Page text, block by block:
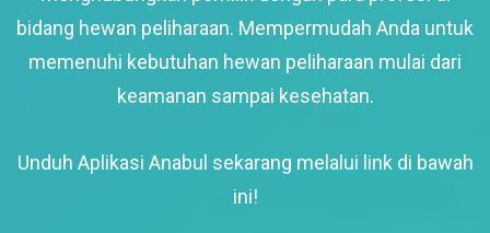
bidang hewan peliharaan. Mempermudah Anda untuk
memenuhi kebutuhan hewan peliharaan mulai dari
keamanan sampai kesehatan.
Unduh Aplikasi Anabul sekarang melalui link di bawah
ini!